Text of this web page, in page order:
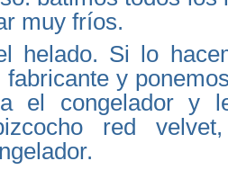
muy fríos.
helado. Si lo
y
el congelador y
red